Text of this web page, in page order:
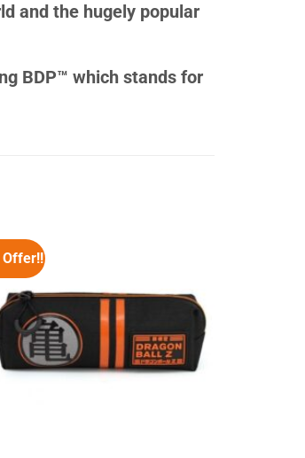
and the hugely popular
BDP™ which stands for
Offer!!